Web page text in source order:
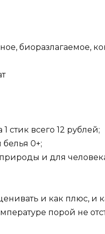
биоразлагаемое,
стик всего 12 рублей;
0+;
и для
и как плюс, и
порой не